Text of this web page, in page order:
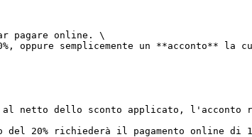
pagare online. \
semplicemente un **acconto** la
netto dello sconto applicato, l'acconto
del 20% richiederà il pagamento online